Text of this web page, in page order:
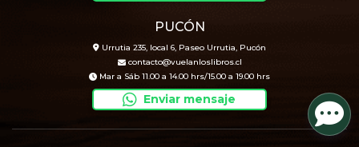
PUCÓN
Urrutia 235, local 6, Paseo Urrutia, Pucón
contacto@vuelanloslibros.cl
Mar a Sáb 11.00 a 14.00 hrs/15.00 a 19.00 hrs
Enviar mensaje